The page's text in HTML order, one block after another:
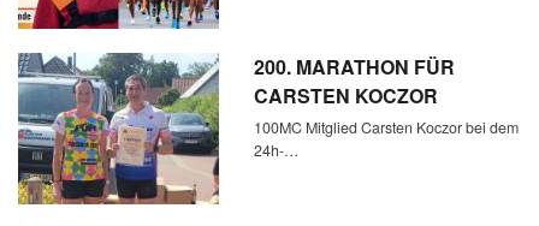
200. MARATHON FÜR
CARSTEN KOCZOR
100MC Mitglied Carsten Koczor bei dem
24h-…